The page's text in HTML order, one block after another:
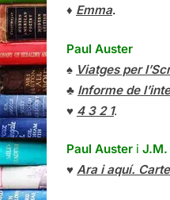
♦ Emma.
Paul Auster
♠ Viatges per
♣ Informe de
♥ 4 3 2 1.
Paul Auster i J.M.
♥ Ara i aquí.